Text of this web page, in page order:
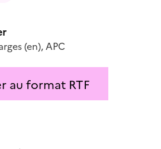
(en), APC
au format RTF